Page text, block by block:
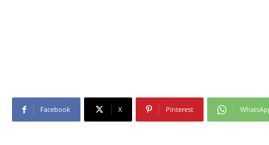
Facebook X Pinterest